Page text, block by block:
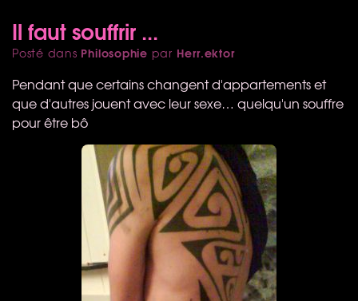
Il faut souffrir ...
Posté dans Philosophie par Herr.ektor
Pendant que certains changent d'appartements et
que d'autres jouent avec leur sexe… quelqu'un souffre
pour être bô